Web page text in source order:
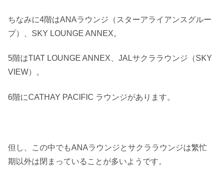
ちなみに4階はANAラウンジ（スターアライアンスグルー
プ）、SKY LOUNGE ANNEX。
5階はTIAT LOUNGE ANNEX、JALサクララウンジ（SKY
VIEW）。
6階にCATHAY PACIFIC ラウンジがあります。
但し、この中でもANAラウンジとサクララウンジは繁忙
期以外は閉まっていることが多いようです。